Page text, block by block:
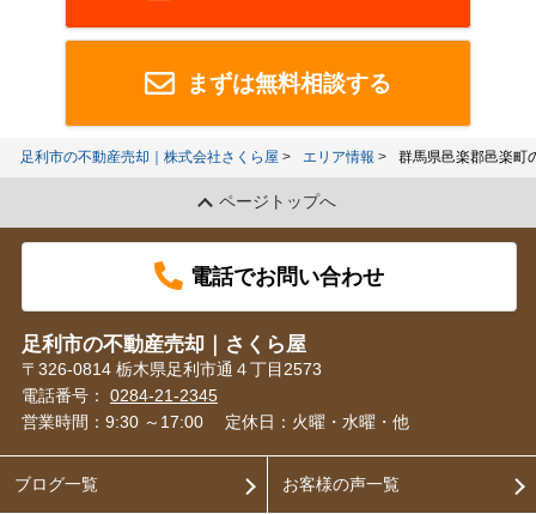
まずは無料相談する
足利市の不動産売却｜株式会社さくら屋 エリア情報 群馬県邑楽郡邑楽町
ページトップへ
電話でお問い合わせ
足利市の不動産売却｜さくら屋
〒326-0814 栃木県足利市通４丁目2573
電話番号： 0284-21-2345
営業時間：9:30 ～17:00
定休日：火曜・水曜・他
ブログ一覧 お客様の声一覧